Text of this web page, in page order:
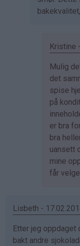
-
Kristine
Som
svar
på
av
Anne
Therese
(ikke
Mulig
det
spise
på
er bra
bra
uansett
mine
får
Lisbeth -
Etter jeg oppdaget
bakt andre